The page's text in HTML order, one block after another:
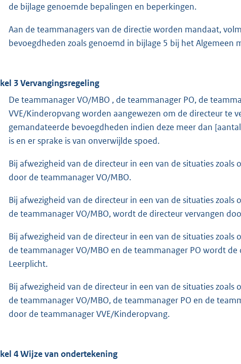
de bijlage genoemde bepalingen en beperkingen.
Aan de teammanagers van de directie worden mandaat,
bevoegdheden zoals genoemd in bijlage 5 bij het Algemeen
3 Vervangingsregeling
De teammanager VO/MBO , de teammanager PO, de
VVE/Kinderopvang worden aangewezen om de directeur te
gemandateerde bevoegdheden indien deze meer dan
is en er sprake is van onverwijlde spoed.
Bij afwezigheid van de directeur in een van de situaties
door de teammanager VO/MBO.
Bij afwezigheid van de directeur in een van de situaties
de teammanager VO/MBO, wordt de directeur vervangen
Bij afwezigheid van de directeur in een van de situaties
de teammanager VO/MBO en de teammanager PO wordt
Leerplicht.
Bij afwezigheid van de directeur in een van de situaties
de teammanager VO/MBO, de teammanager PO en de
door de teammanager VVE/Kinderopvang.
4 Wijze van ondertekening